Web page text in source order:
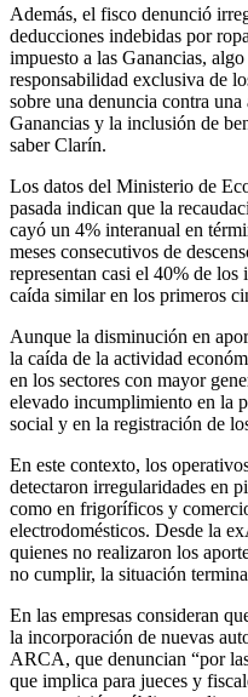
Además, el fisco denunció
deducciones indebidas por
impuesto a las Ganancias,
responsabilidad exclusiva de
sobre una denuncia contra
Ganancias y la inclusión de
saber Clarín.
Los datos del Ministerio de
pasada indican que la
cayó un 4% interanual en
meses consecutivos de
representan casi el 40% de los
caída similar en los primeros
Aunque la disminución en
la caída de la actividad
en los sectores con mayor
elevado incumplimiento en la
social y en la registración de
En este contexto, los
detectaron irregularidades en
como en frigoríficos y
electrodomésticos. Desde la
quienes no realizaron los
no cumplir, la situación
En las empresas consideran
la incorporación de nuevas
ARCA, que denuncian “por
que implica para jueces y